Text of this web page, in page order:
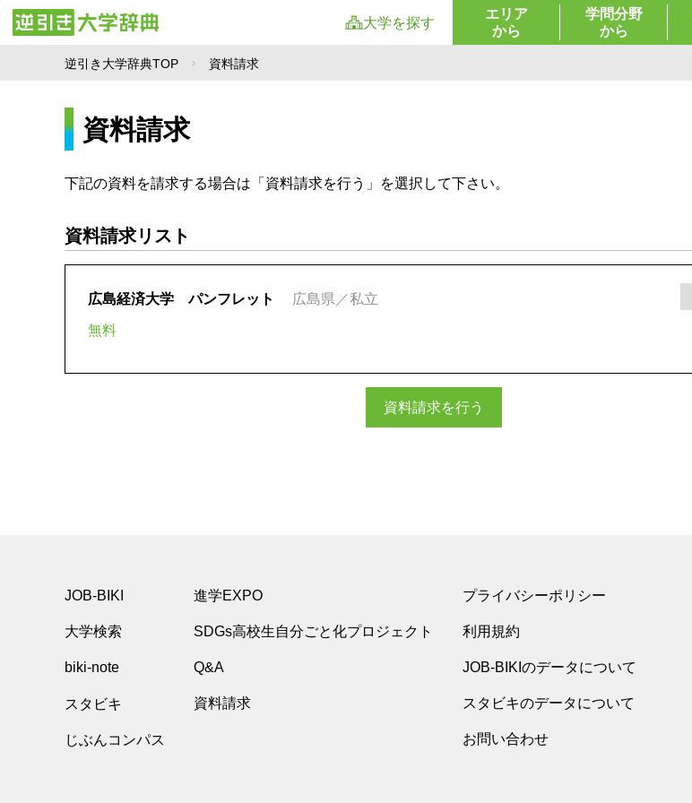
大学を探す
エリア
から
学問分野
から
逆引き大学辞典TOP 資料請求
資料請求
下記の資料を請求する場合は「資料請求を行う」を選択して下さい。
資料請求リスト
広島経済大学 パンフレット 広島県／私立
無料
資料請求を行う
JOB-BIKI
大学検索
biki-note
スタビキ
じぶんコンパス
進学EXPO
SDGs高校生自分ごと化プロジェクト
Q&A
資料請求
プライバシーポリシー
利用規約
JOB-BIKIのデータについて
スタビキのデータについて
お問い合わせ